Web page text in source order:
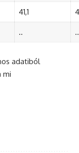
41,1
.. ..
adatiból
mi